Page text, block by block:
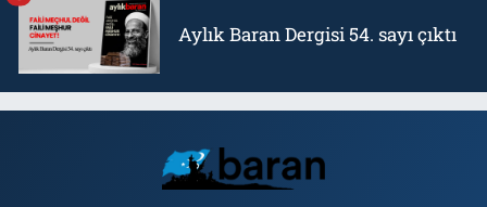
Aylık Baran Dergisi 54. sayı çıktı